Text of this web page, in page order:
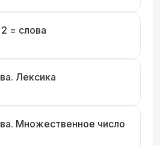
= слова
Лексика
Множественное число